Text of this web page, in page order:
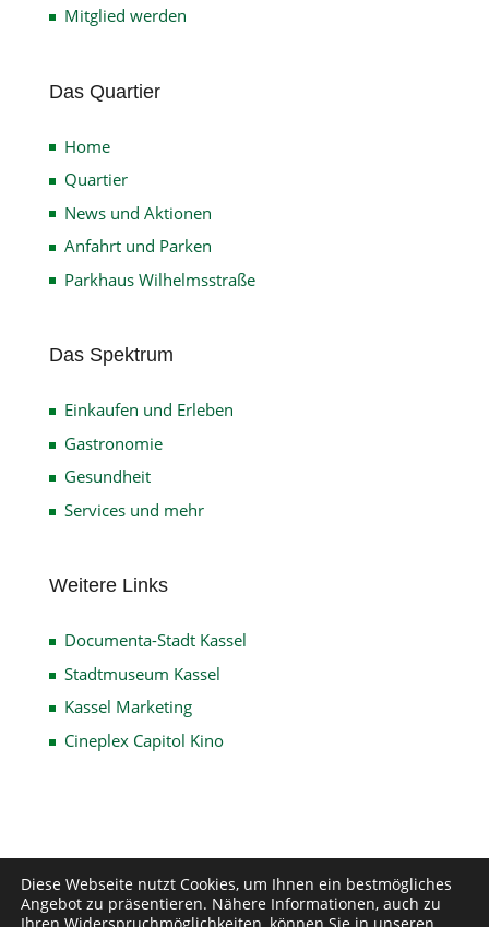
Mitglied werden
Das Quartier
Home
Quartier
News und Aktionen
Anfahrt und Parken
Parkhaus Wilhelmsstraße
Das Spektrum
Einkaufen und Erleben
Gastronomie
Gesundheit
Services und mehr
Weitere Links
Documenta-Stadt Kassel
Stadtmuseum Kassel
Kassel Marketing
Cineplex Capitol Kino
Impressum Datenschutz
Disclaimer
Kontakt
Diese Webseite nutzt Cookies, um Ihnen ein bestmögliches
Angebot zu präsentieren. Nähere Informationen, auch zu